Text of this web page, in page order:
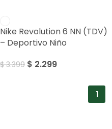
Nike Revolution 6 NN (TDV)
– Deportivo Niño
$3.399 $ 2.299
1